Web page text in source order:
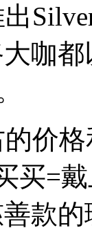
咖都
价
买=
款的